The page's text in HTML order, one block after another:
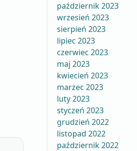
październik 2023
wrzesień 2023
sierpień 2023
lipiec 2023
czerwiec 2023
maj 2023
kwiecień 2023
marzec 2023
luty 2023
styczeń 2023
grudzień 2022
listopad 2022
październik 2022